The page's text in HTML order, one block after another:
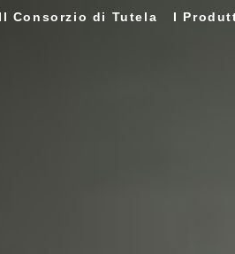
Il Consorzio di Tutela I